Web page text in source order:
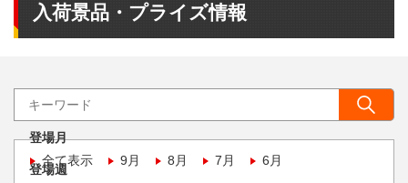
入荷景品・プライズ情報
登場月
全て表示
9月 8月 7月 6月
登場週